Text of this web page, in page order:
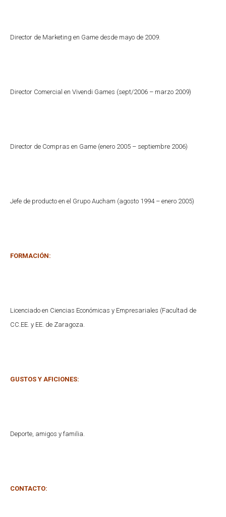
Director de Marketing en Game desde mayo de 2009.
Director Comercial en Vivendi Games (sept/2006 – marzo 2009)
Director de Compras en Game (enero 2005 – septiembre 2006)
Jefe de producto en el Grupo Aucham (agosto 1994 – enero 2005)
FORMACIÓN:
Licenciado en Ciencias Económicas y Empresariales (Facultad de
CC.EE. y EE. de Zaragoza.
GUSTOS Y AFICIONES:
Deporte, amigos y familia.
CONTACTO: